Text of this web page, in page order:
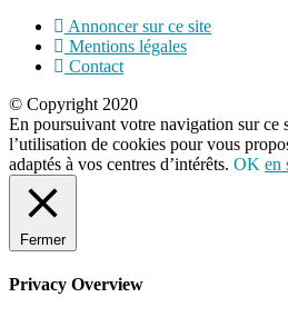
Annoncer sur ce site
Mentions légales
Contact
© Copyright 2020
En poursuivant votre navigation sur ce
l’utilisation de cookies pour vous
adaptés à vos centres d’intérêts. OK en
Fermer
Privacy Overview